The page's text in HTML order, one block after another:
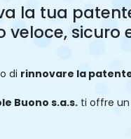
la tua
veloce, sicuro
di rinnovare la
Buono s.a.s. ti offre un